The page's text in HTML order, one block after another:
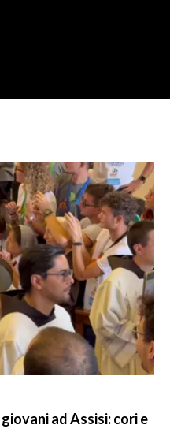
ad Assisi: cori e